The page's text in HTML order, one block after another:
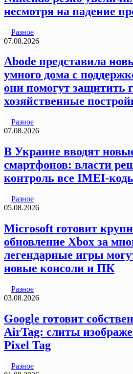
несмотря на падение
Разное
07.08.2026
Abode представила
умного дома с
они помогут защитить
хозяйственные
Разное
07.08.2026
В Украине вводят
смартфонов: власти
контроль все IMEI-
Разное
05.08.2026
Microsoft готовит
обновление Xbox за
легендарные игры
новые консоли и ПК
Разное
03.08.2026
Google готовит
AirTag: слиты
Pixel Tag
Разное